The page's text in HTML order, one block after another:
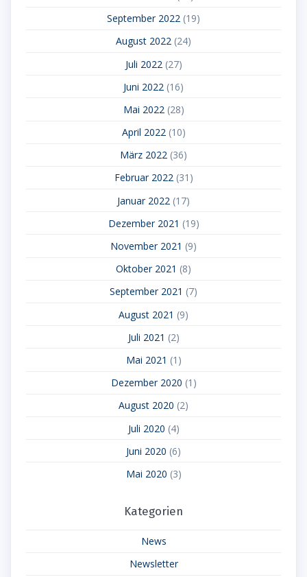
September 2022 (19)
August 2022 (24)
Juli 2022 (27)
Juni 2022 (16)
Mai 2022(28)
April 2022(10)
März 2022 (36)
Februar 2022(31)
Januar 2022 (17)
Dezember 2021 (19)
November 2021 (9)
Oktober 2021 (8)
September 2021 (7)
August 2021 (9)
Juli 2021 (2)
Mai 2021 (1)
Dezember 2020 (1)
August 2020 (2)
Juli 2020 (4)
Juni 2020 (6)
Mai 2020 (3)
Kategorien
News
Newsletter